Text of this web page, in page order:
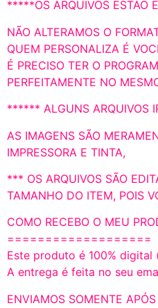
*****OS ARQUIVOS ESTÃO
NÃO ALTERAMOS O
QUEM PERSONALIZA É
É PRECISO TER O
PERFEITAMENTE NO
****** ALGUNS ARQUIVOS
AS IMAGENS SÃO
IMPRESSORA E TINTA,
*** OS ARQUIVOS SÃO
TAMANHO DO ITEM, POIS
COMO RECEBO O MEU
===================
Este produto é 100% digital
A entrega é feita no seu
ENVIAMOS SOMENTE